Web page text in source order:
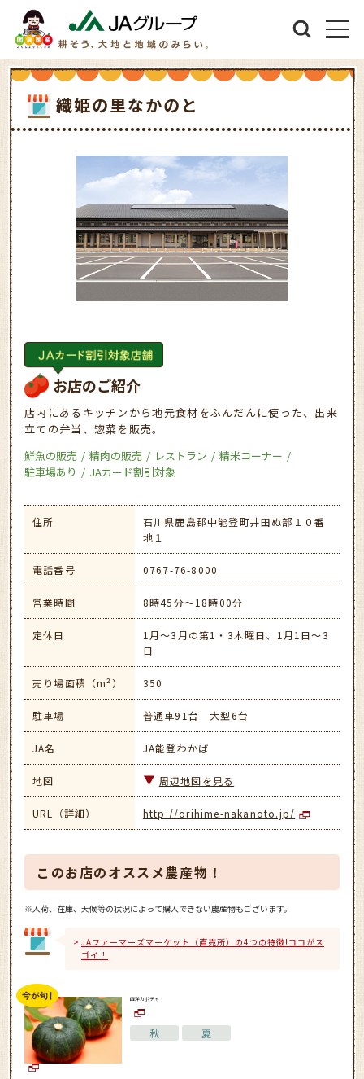
織姫の里なかのと
お店のご紹介
店内にあるキッチンから地元食材をふんだんに使った、出来
立ての弁当、惣菜を販売。
鮮魚の販売
精肉の販売 レストラン
精米コーナー
駐車場あり
JAカード割引対象
住所
石川県鹿島郡中能登町井田ぬ部１０番
地１
電話番号 0767-76-8000
営業時間 8時45分～18時00分
定休日
1月～3月の第1・3木曜日、1月1日～3
日
売り場面積（m²） 350
駐車場 普通車91台 大型6台
JA名 JA能登わかば
地図 周辺地図を見る
URL（詳細） http://orihime-nakanoto.jp/
このお店のオススメ農産物！
※入荷、在庫、天候等の状況によって購入できない農産物もございます。
JAファーマーズマーケット（直売所）の4つの特徴!ココがス
ゴイ！
西洋カボチャ
秋 夏